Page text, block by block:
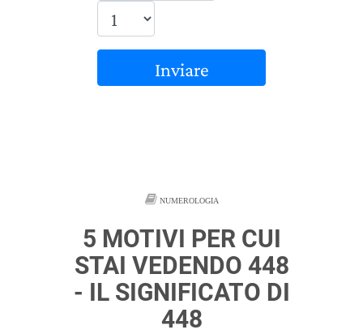
Inviare
NUMEROLOGIA
5 MOTIVI PER CUI
STAI VEDENDO 448
- IL SIGNIFICATO DI
448